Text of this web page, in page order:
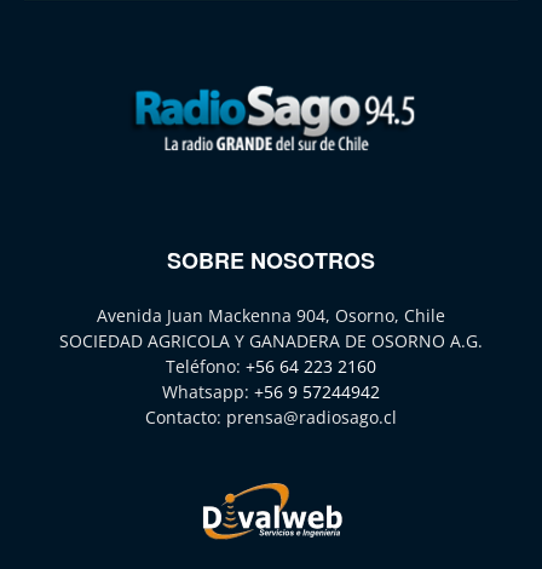
SOBRE NOSOTROS
Avenida Juan Mackenna 904, Osorno, Chile
SOCIEDAD AGRICOLA Y GANADERA DE OSORNO A.G.
Teléfono: +56 64 223 2160
Whatsapp: +56 9 57244942
Contacto: prensa@radiosago.cl